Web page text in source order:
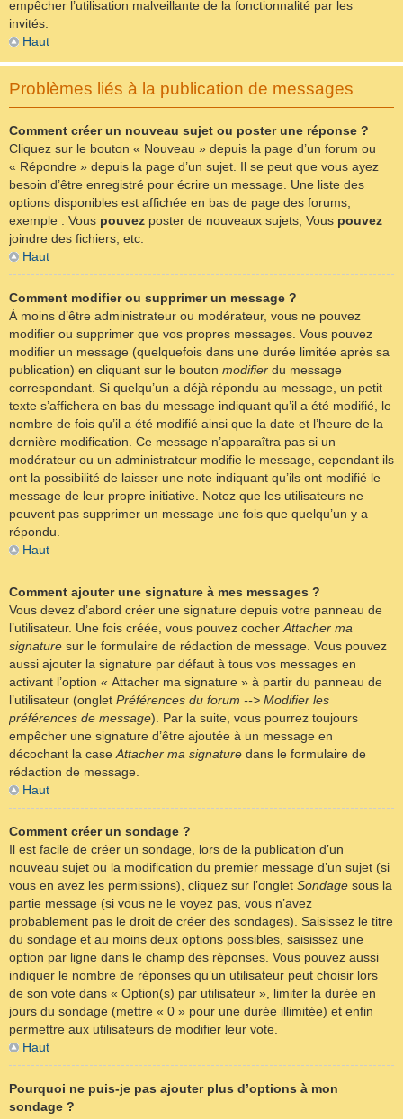
empêcher l’utilisation malveillante de la fonctionnalité par les
invités.
Haut
Problèmes liés à la publication de messages
Comment créer un nouveau sujet ou poster une réponse ?
Cliquez sur le bouton « Nouveau » depuis la page d’un forum ou
« Répondre » depuis la page d’un sujet. Il se peut que vous ayez
besoin d’être enregistré pour écrire un message. Une liste des
options disponibles est affichée en bas de page des forums,
exemple : Vous pouvez poster de nouveaux sujets, Vous pouvez
joindre des fichiers, etc.
Haut
Comment modifier ou supprimer un message ?
À moins d’être administrateur ou modérateur, vous ne pouvez
modifier ou supprimer que vos propres messages. Vous pouvez
modifier un message (quelquefois dans une durée limitée après sa
publication) en cliquant sur le bouton modifier du message
correspondant. Si quelqu’un a déjà répondu au message, un petit
texte s’affichera en bas du message indiquant qu’il a été modifié, le
nombre de fois qu’il a été modifié ainsi que la date et l’heure de la
dernière modification. Ce message n’apparaîtra pas si un
modérateur ou un administrateur modifie le message, cependant ils
ont la possibilité de laisser une note indiquant qu’ils ont modifié le
message de leur propre initiative. Notez que les utilisateurs ne
peuvent pas supprimer un message une fois que quelqu’un y a
répondu.
Haut
Comment ajouter une signature à mes messages ?
Vous devez d’abord créer une signature depuis votre panneau de
l’utilisateur. Une fois créée, vous pouvez cocher Attacher ma
signature sur le formulaire de rédaction de message. Vous pouvez
aussi ajouter la signature par défaut à tous vos messages en
activant l’option « Attacher ma signature » à partir du panneau de
l’utilisateur (onglet Préférences du forum --> Modifier les
préférences de message). Par la suite, vous pourrez toujours
empêcher une signature d’être ajoutée à un message en
décochant la case Attacher ma signature dans le formulaire de
rédaction de message.
Haut
Comment créer un sondage ?
Il est facile de créer un sondage, lors de la publication d’un
nouveau sujet ou la modification du premier message d’un sujet (si
vous en avez les permissions), cliquez sur l’onglet Sondage sous la
partie message (si vous ne le voyez pas, vous n’avez
probablement pas le droit de créer des sondages). Saisissez le titre
du sondage et au moins deux options possibles, saisissez une
option par ligne dans le champ des réponses. Vous pouvez aussi
indiquer le nombre de réponses qu’un utilisateur peut choisir lors
de son vote dans « Option(s) par utilisateur », limiter la durée en
jours du sondage (mettre « 0 » pour une durée illimitée) et enfin
permettre aux utilisateurs de modifier leur vote.
Haut
Pourquoi ne puis-je pas ajouter plus d’options à mon
sondage ?